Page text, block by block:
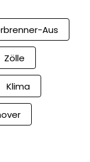
Aus
Zölle
Klima